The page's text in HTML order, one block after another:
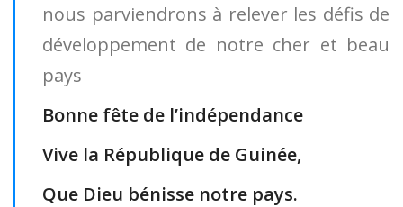
nous parviendrons à relever les défis de
développement de notre cher et beau
pays
Bonne fête de l’indépendance
Vive la République de Guinée,
Que Dieu bénisse notre pays.